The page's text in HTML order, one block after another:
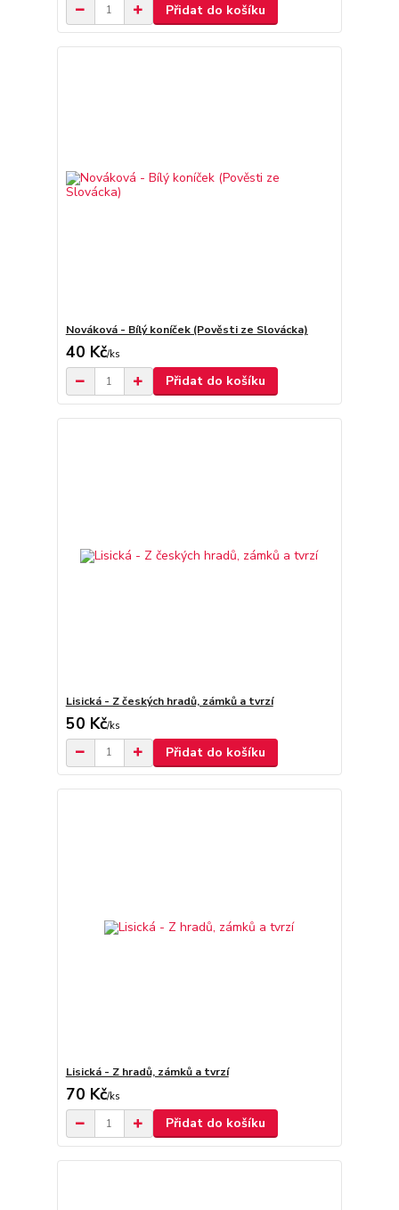
Přidat do košíku
Nováková - Bílý koníček (Pověsti ze Slovácka)
40 Kč/ks
Přidat do košíku
Lisická - Z českých hradů, zámků a tvrzí
50 Kč/ks
Přidat do košíku
Lisická - Z hradů, zámků a tvrzí
70 Kč/ks
Přidat do košíku